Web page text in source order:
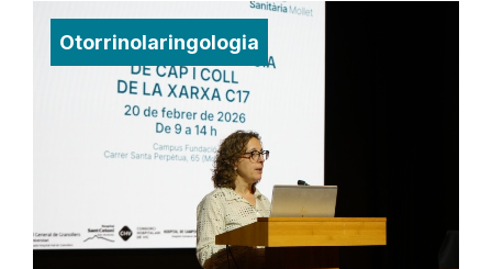
Otorrinolaringologia